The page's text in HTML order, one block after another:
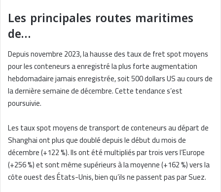
Les principales routes maritimes
de…
Depuis novembre 2023, la hausse des taux de fret spot moyens
pour les conteneurs a enregistré la plus forte augmentation
hebdomadaire jamais enregistrée, soit 500 dollars US au cours de
la dernière semaine de décembre. Cette tendance s’est
poursuivie.
Les taux spot moyens de transport de conteneurs au départ de
Shanghai ont plus que doublé depuis le début du mois de
décembre (+122 %). Ils ont été multipliés par trois vers l’Europe
(+256 %) et sont même supérieurs à la moyenne (+162 %) vers la
côte ouest des États-Unis, bien qu’ils ne passent pas par Suez.